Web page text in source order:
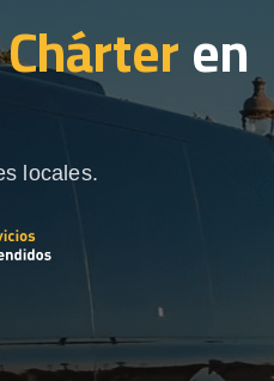
en
locales.